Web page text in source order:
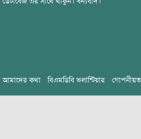
আমাদের কথা বিএমডিবি ভলান্টিয়ার